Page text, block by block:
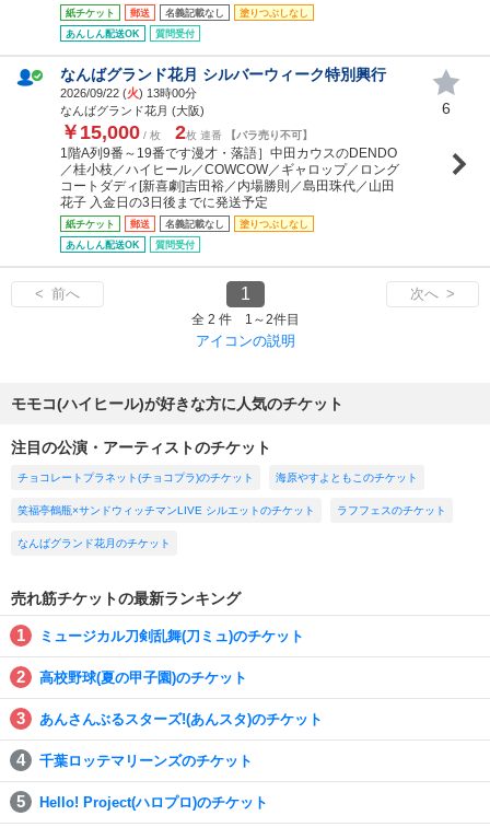
紙チケット 郵送 名義記載なし
塗りつぶしなし
あんしん配送OK
質問受付
なんばグランド花月 シルバーウィーク特別興行
2026/09/22 (火) 13時00分
なんばグランド花月 (大阪)
￥15,000 / 枚 2枚 連番 【バラ売り不可】
1階A列9番～19番です漫才・落語］中田カウスのDENDO
／桂小枝／ハイヒール／COWCOW／ギャロップ／ロング
コートダディ[新喜劇]吉田裕／内場勝則／島田珠代／山田
花子 入金日の3日後までに発送予定
紙チケット 郵送 名義記載なし
塗りつぶしなし
あんしん配送OK
質問受付
6
< 前へ 1 次へ >
全 2 件 1～2件目
アイコンの説明
モモコ(ハイヒール)が好きな方に人気のチケット
注目の公演・アーティストのチケット
チョコレートプラネット(チョコプラ)のチケット 海原やすよともこのチケット
笑福亭鶴瓶×サンドウィッチマンLIVE シルエットのチケット ラフフェスのチケット
なんばグランド花月のチケット
売れ筋チケットの最新ランキング
ミュージカル刀剣乱舞(刀ミュ)のチケット
高校野球(夏の甲子園)のチケット
あんさんぶるスターズ!(あんスタ)のチケット
千葉ロッテマリーンズのチケット
Hello! Project(ハロプロ)のチケット